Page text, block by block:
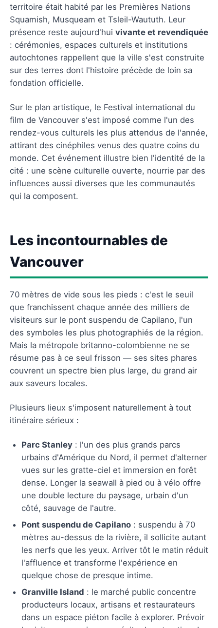
territoire était habité par les Premières Nations
Squamish, Musqueam et Tsleil-Waututh. Leur
présence reste aujourd'hui vivante et revendiquée
: cérémonies, espaces culturels et institutions
autochtones rappellent que la ville s'est construite
sur des terres dont l'histoire précède de loin sa
fondation officielle.
Sur le plan artistique, le Festival international du
film de Vancouver s'est imposé comme l'un des
rendez-vous culturels les plus attendus de l'année,
attirant des cinéphiles venus des quatre coins du
monde. Cet événement illustre bien l'identité de la
cité : une scène culturelle ouverte, nourrie par des
influences aussi diverses que les communautés
qui la composent.
Les incontournables de
Vancouver
70 mètres de vide sous les pieds : c'est le seuil
que franchissent chaque année des milliers de
visiteurs sur le pont suspendu de Capilano, l'un
des symboles les plus photographiés de la région.
Mais la métropole britanno-colombienne ne se
résume pas à ce seul frisson — ses sites phares
couvrent un spectre bien plus large, du grand air
aux saveurs locales.
Plusieurs lieux s'imposent naturellement à tout
itinéraire sérieux :
Parc Stanley : l'un des plus grands parcs
urbains d'Amérique du Nord, il permet d'alterner
vues sur les gratte-ciel et immersion en forêt
dense. Longer la seawall à pied ou à vélo offre
une double lecture du paysage, urbain d'un
côté, sauvage de l'autre.
Pont suspendu de Capilano : suspendu à 70
mètres au-dessus de la rivière, il sollicite autant
les nerfs que les yeux. Arriver tôt le matin réduit
l'affluence et transforme l'expérience en
quelque chose de presque intime.
Granville Island : le marché public concentre
producteurs locaux, artisans et restaurateurs
dans un espace piéton facile à explorer. Prévoir